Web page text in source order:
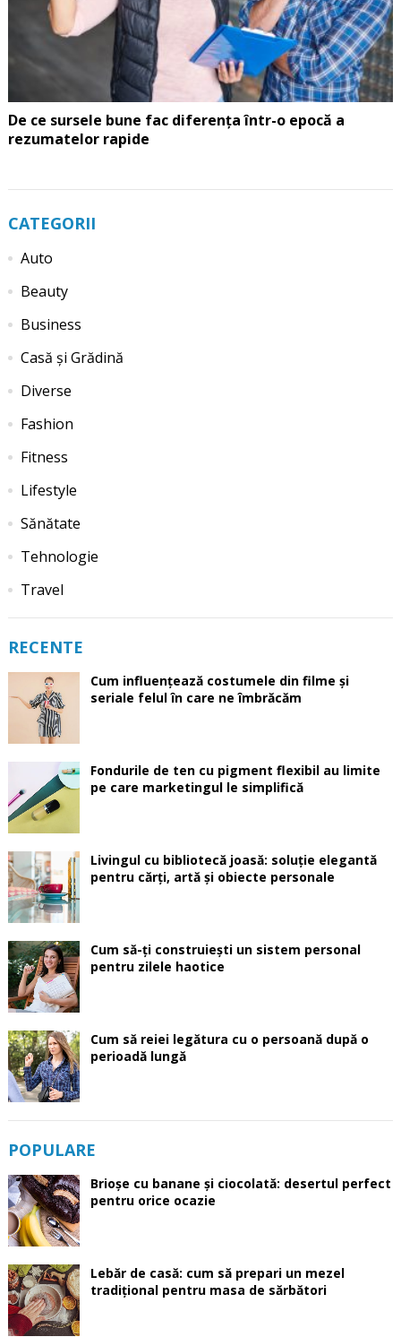
De ce sursele bune fac diferența într-o epocă a
rezumatelor rapide
CATEGORII
Auto
Beauty
Business
Casă și Grădină
Diverse
Fashion
Fitness
Lifestyle
Sănătate
Tehnologie
Travel
RECENTE
Cum influențează costumele din filme și
seriale felul în care ne îmbrăcăm
Fondurile de ten cu pigment flexibil au limite
pe care marketingul le simplifică
Livingul cu bibliotecă joasă: soluție elegantă
pentru cărți, artă și obiecte personale
Cum să-ți construiești un sistem personal
pentru zilele haotice
Cum să reiei legătura cu o persoană după o
perioadă lungă
POPULARE
Brioșe cu banane și ciocolată: desertul perfect
pentru orice ocazie
Lebăr de casă: cum să prepari un mezel
tradițional pentru masa de sărbători